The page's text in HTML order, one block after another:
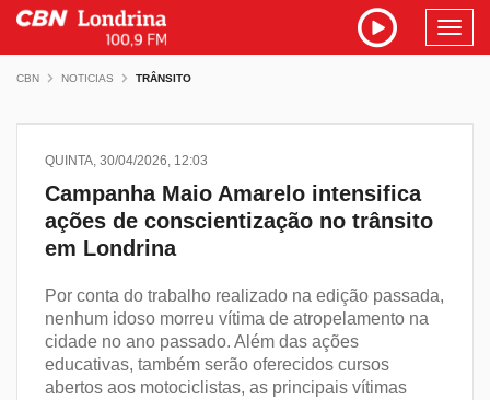
CBN NOTICIAS TRÂNSITO
QUINTA, 30/04/2026, 12:03
Campanha Maio Amarelo intensifica
ações de conscientização no trânsito
em Londrina
Por conta do trabalho realizado na edição passada,
nenhum idoso morreu vítima de atropelamento na
cidade no ano passado. Além das ações
educativas, também serão oferecidos cursos
abertos aos motociclistas, as principais vítimas